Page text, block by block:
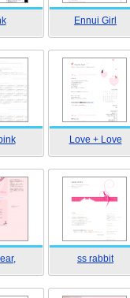
Ennui Girl
Love + Love
ss rabbit